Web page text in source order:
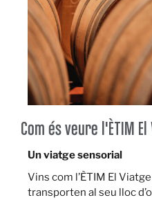
Com és veure l'ÈTIM
Un viatge sensorial
Vins com l’ÈTIM El
transporten al seu lloc